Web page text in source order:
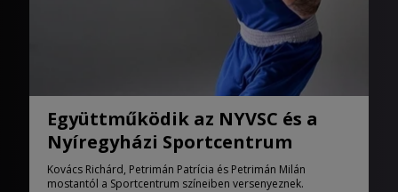
Együttműködik az NYVSC és a
Nyíregyházi Sportcentrum
Kovács Richárd, Petrimán Patrícia és Petrimán Milán
mostantól a Sportcentrum színeiben versenyeznek.